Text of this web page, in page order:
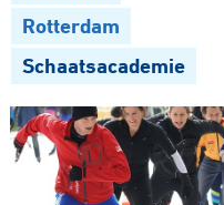
Rotterdam
Schaatsacademie